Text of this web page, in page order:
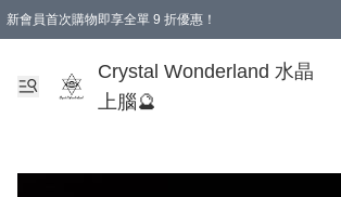
新會員首次購物即享全單 9 折優惠！
Crystal Wonderland 水晶
上腦🔮